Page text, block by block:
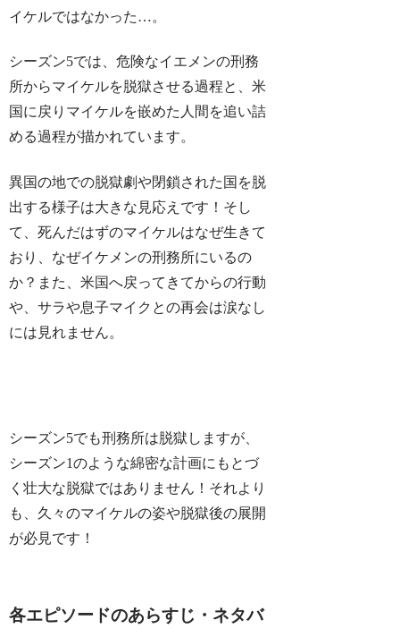
イケルではなかった…。
シーズン5では、危険なイエメンの刑務
所からマイケルを脱獄させる過程と、米
国に戻りマイケルを嵌めた人間を追い詰
める過程が描かれています。
異国の地での脱獄劇や閉鎖された国を脱
出する様子は大きな見応えです！そし
て、死んだはずのマイケルはなぜ生きて
おり、なぜイケメンの刑務所にいるの
か？また、米国へ戻ってきてからの行動
や、サラや息子マイクとの再会は涙なし
には見れません。
シーズン5でも刑務所は脱獄しますが、
シーズン1のような綿密な計画にもとづ
く壮大な脱獄ではありません！それより
も、久々のマイケルの姿や脱獄後の展開
が必見です！
各エピソードのあらすじ・ネタバ